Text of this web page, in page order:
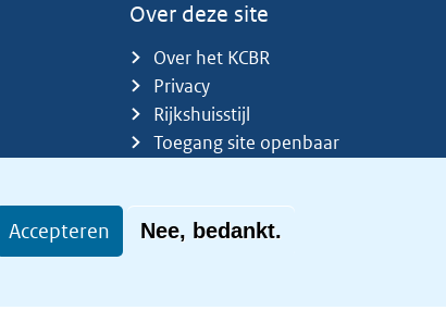
Accepteren Nee, bedankt.
Over deze site
Over het KCBR
Privacy
Rijkshuisstijl
Toegang site openbaar